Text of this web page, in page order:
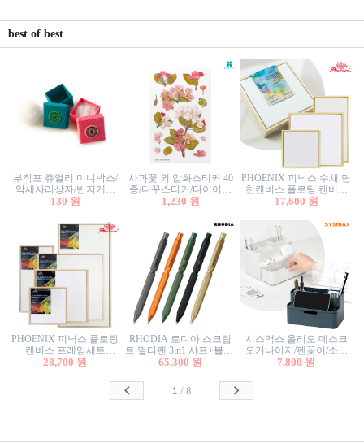
best of best
부직포 쥬얼리 미니박스/
악세사리상자/반지케이
스/반지상자/귀걸이상자/
130 원
사과꽃 외 압화스티커 40
종/다꾸스티커/다이어리
꾸미기/꽃스티커/자연물
1,230 원
PHOENIX 피닉스 수채 면
천캔버스 플로팅 캔버스
프레임세트 30x30cm/액자
17,600 원
PHOENIX 피닉스 플로팅
캔버스 프레임세트
50x50cm/액자캔버스/인테
28,700 원
RHODIA 로디아 스크립
트 멀티펜 3in1 샤프+볼펜/
무광택 알루미늄 육각배
65,300 원
시스맥스 올리오 데스크
오거나이저/펜꽂이/소품
꽂이/소품함/정리함/수납
7,800 원
1 / 8